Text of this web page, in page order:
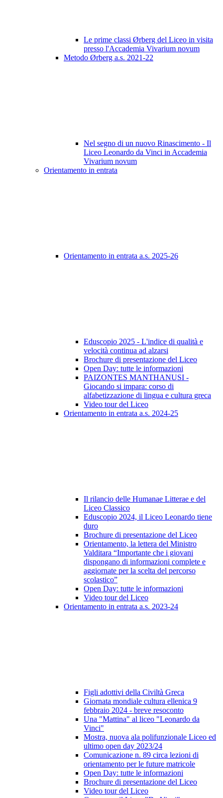
Le prime classi Ørberg del Liceo in visita
presso l'Accademia Vivarium novum
Metodo Ørberg a.s. 2021-22
Nel segno di un nuovo Rinascimento - Il
Liceo Leonardo da Vinci in Accademia
Vivarium novum
Orientamento in entrata
Orientamento in entrata a.s. 2025-26
Eduscopio 2025 - L'indice di qualità e
velocità continua ad alzarsi
Brochure di presentazione del Liceo
Open Day: tutte le informazioni
PAIZONTES MANTHANUSI -
Giocando si impara: corso di
alfabetizzazione di lingua e cultura greca
Video tour del Liceo
Orientamento in entrata a.s. 2024-25
Il rilancio delle Humanae Litterae e del
Liceo Classico
Eduscopio 2024, il Liceo Leonardo tiene
duro
Brochure di presentazione del Liceo
Orientamento, la lettera del Ministro
Valditara “Importante che i giovani
dispongano di informazioni complete e
aggiornate per la scelta del percorso
scolastico”
Open Day: tutte le informazioni
Video tour del Liceo
Orientamento in entrata a.s. 2023-24
Figli adottivi della Civiltà Greca
Giornata mondiale cultura ellenica 9
febbraio 2024 - breve resoconto
Una "Mattina" al liceo "Leonardo da
Vinci"
Mostra, nuova ala polifunzionale Liceo ed
ultimo open day 2023/24
Comunicazione n. 89 circa lezioni di
orientamento per le future matricole
Open Day: tutte le informazioni
Brochure di presentazione del Liceo
Video tour del Liceo